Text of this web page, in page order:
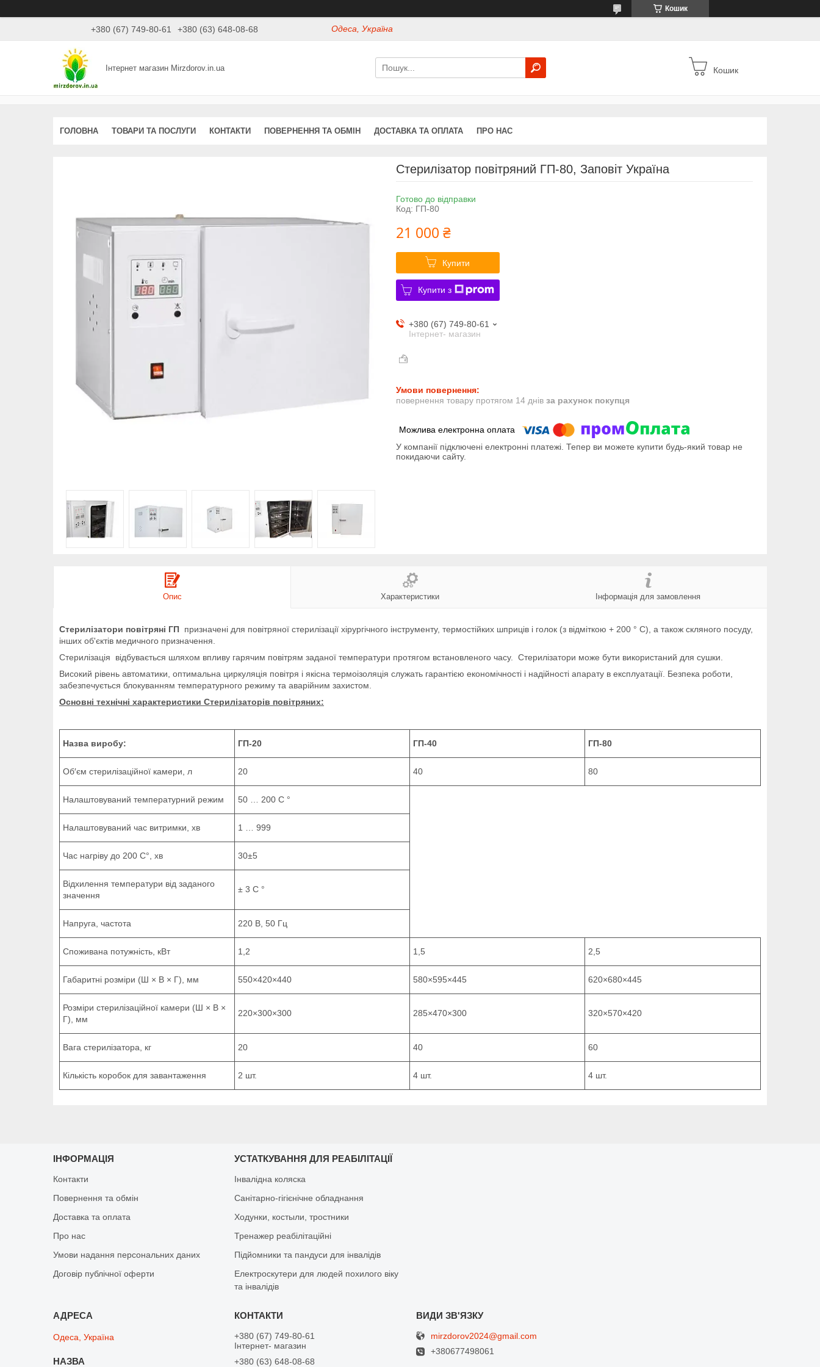
Кошик
+380 (67) 749-80-61 +380 (63) 648-08-68 Одеса, Україна
Інтернет магазин Mirzdorov.in.ua Кошик
ГОЛОВНА ТОВАРИ ТА ПОСЛУГИ КОНТАКТИ ПОВЕРНЕННЯ ТА ОБМІН ДОСТАВКА ТА ОПЛАТА ПРО НАС
Стерилізатор повітряний ГП-80, Заповіт Україна
Готово до відправки
Код: ГП-80
21 000 ₴
Купити
Купити з
+380 (67) 749-80-61
Інтернет- магазин
повернення товару протягом 14 днів за рахунок покупця
У компанії підключені електронні платежі. Тепер ви можете купити будь-який товар не
покидаючи сайту.
Опис Характеристики Інформація для замовлення
Стерилізатори повітряні ГП призначені для повітряної стерилізації хірургічного інструменту, термостійких шприців і голок (з відміткою + 200 ° С), а також скляного посуду,
інших об'єктів медичного призначення.
Стерилізація відбувається шляхом впливу гарячим повітрям заданої температури протягом встановленого часу. Стерилізатори може бути використаний для сушки.
Високий рівень автоматики, оптимальна циркуляція повітря і якісна термоізоляція служать гарантією економічності і надійності апарату в експлуатації. Безпека роботи,
забезпечується блокуванням температурного режиму та аварійним захистом.
Основні технічні характеристики Стерилізаторів повітряних:
Назва виробу: ГП-20 ГП-40 ГП-80
Об′єм стерилізаційної камери, л 20 40 80
Налаштовуваний температурний режим 50 … 200 С °
Налаштовуваний час витримки, хв 1 … 999
Час нагріву до 200 С°, хв 30±5
Відхилення температури від заданого
значення
± 3 С °
Напруга, частота 220 В, 50 Гц
Споживана потужність, кВт 1,2 1,5 2,5
Габаритні розміри (Ш × В × Г), мм 550×420×440 580×595×445 620×680×445
Розміри стерилізаційної камери (Ш × В ×
Г), мм
220×300×300 285×470×300 320×570×420
Вага стерилізатора, кг 20 40 60
Кількість коробок для завантаження 2 шт. 4 шт. 4 шт.
ІНФОРМАЦІЯ
Контакти
Повернення та обмін
Доставка та оплата
Про нас
Умови надання персональних даних
Договір публічної оферти
УСТАТКУВАННЯ ДЛЯ РЕАБІЛІТАЦІЇ
Інвалідна коляска
Санітарно-гігієнічне обладнання
Ходунки, костыли, тростники
Тренажер реабілітаційні
Підйомники та пандуси для інвалідів
Електроскутери для людей похилого віку
та інвалідів
Одеса, Україна
+380 (67) 749-80-61
Інтернет- магазин
+380 (63) 648-08-68
mirzdorov2024@gmail.com
+380677498061